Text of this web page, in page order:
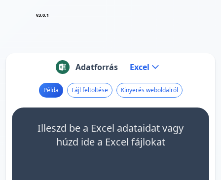
v3.0.1
Adatforrás Excel
Példa Fájl feltöltése Kinyerés weboldalról
Illeszd be a Excel adataidat vagy
húzd ide a Excel fájlokat